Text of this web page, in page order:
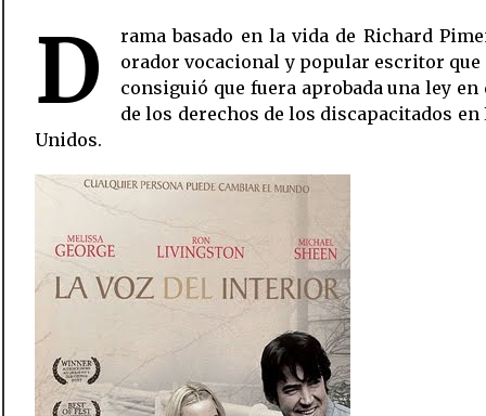
D
rama basado en la vida de Richard
orador vocacional y popular escritor que
consiguió que fuera aprobada una ley en
de los derechos de los discapacitados en
Unidos.